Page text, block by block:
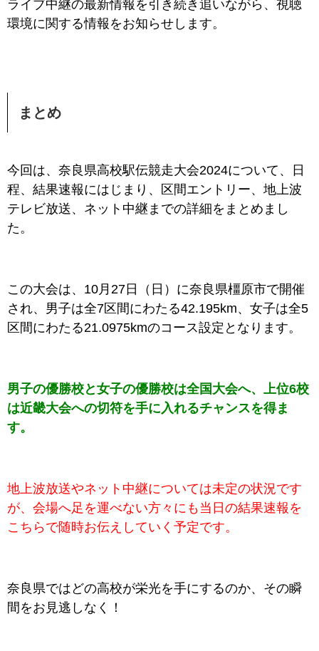
ライブ中継の最新情報を引き続き追いながら、視聴
環境に関する情報をお知らせします。
まとめ
今回は、奈良県高校駅伝競走大会2024について、日
程、結果速報にはじまり、区間エントリー、地上波
テレビ放送、ネット中継までの詳細をまとめまし
た。
この大会は、10月27日（日）に奈良県橿原市で開催
され、 男子は全7区間にわたる42.195km、女子は全5
区間にわたる21.0975kmのコース設定となります。
男子の優勝校と女子の優勝校は全国大会へ、上位6校
は近畿大会への切符を手に入れるチャンスを得ま
す。
地上波放送やネット中継については未定の状況です
が、会場へ足を運べない方々にも当日の結果速報を
こちらで随時お伝えしていく予定です。
奈良県ではどの高校が栄光を手にするのか、その瞬
間をお見逃しなく！